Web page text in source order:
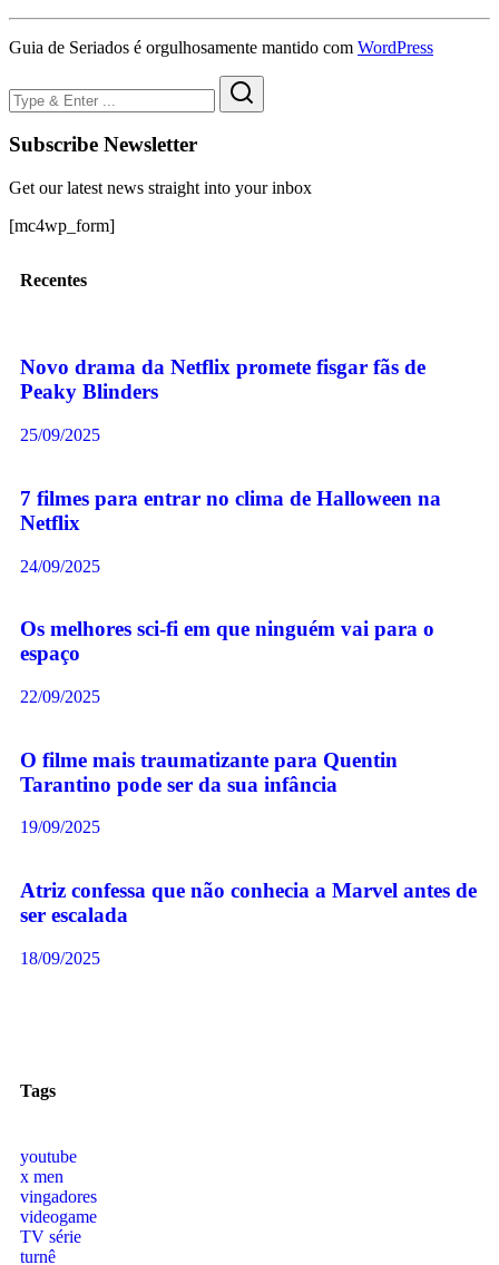
Guia de Seriados é orgulhosamente mantido com WordPress
Subscribe Newsletter
Get our latest news straight into your inbox
[mc4wp_form]
Recentes
Novo drama da Netflix promete fisgar fãs de
Peaky Blinders
25/09/2025
7 filmes para entrar no clima de Halloween na
Netflix
24/09/2025
Os melhores sci-fi em que ninguém vai para o
espaço
22/09/2025
O filme mais traumatizante para Quentin
Tarantino pode ser da sua infância
19/09/2025
Atriz confessa que não conhecia a Marvel antes de
ser escalada
18/09/2025
Tags
youtube
x men
vingadores
videogame
TV série
turnê